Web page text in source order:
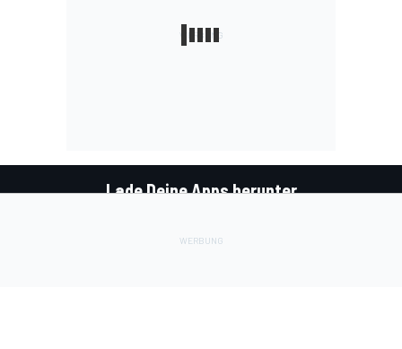
Lade Deine Apps herunter